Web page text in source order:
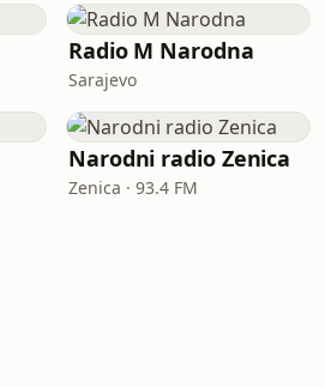
Radio M Narodna
Sarajevo
Narodni radio Zenica
Zenica · 93.4 FM